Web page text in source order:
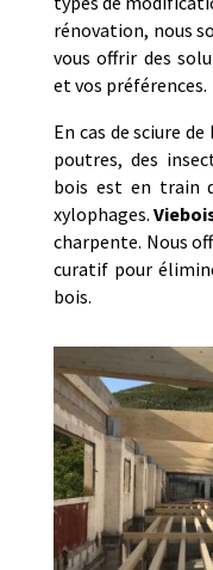
rénovation, nous
vous offrir des
et vos préférences.
En cas de sciure
poutres, des
bois est en train
xylophages.
charpente. Nous
curatif pour
bois.